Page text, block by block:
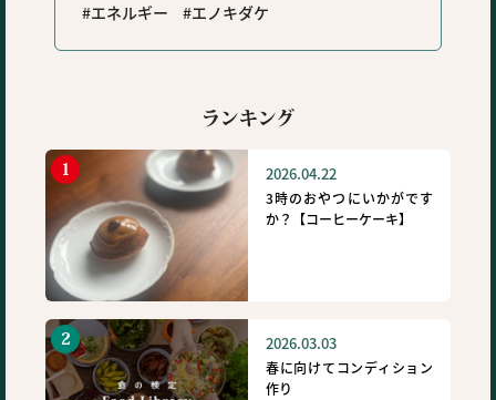
エネルギー
エノキダケ
ランキング
2026.04.22
3時のおやつにいかがです
か？【コーヒーケーキ】
2026.03.03
春に向けてコンディション
作り